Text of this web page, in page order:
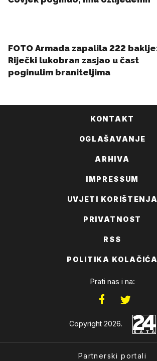
KONTAKT
OGLAŠAVANJE
ARHIVA
IMPRESSUM
UVJETI KORIŠTENJA
PRIVATNOST
RSS
POLITIKA KOLAČIĆA
Prati nas i na:
Copyright 2026.
Partnerski portali